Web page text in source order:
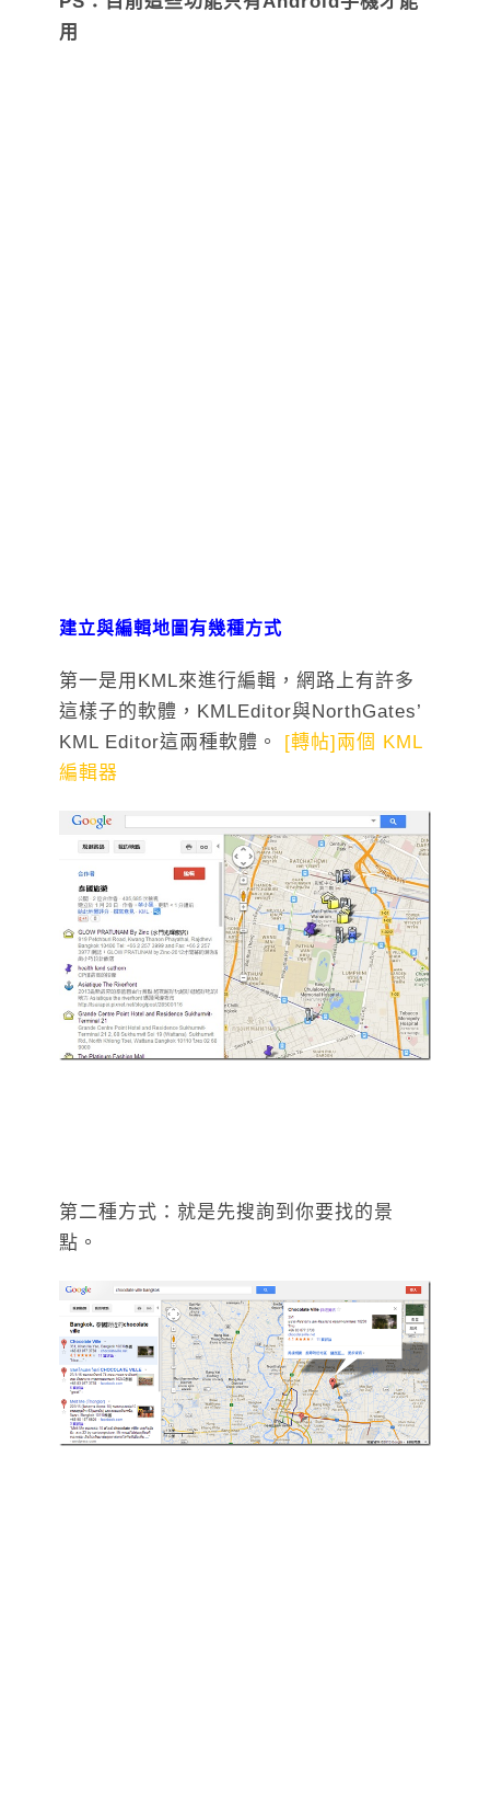
用
建立與編輯地圖有幾種方式
第一是用KML來進行編輯，網路上有許多
這樣子的軟體，KMLEditor與NorthGates’
KML Editor這兩種軟體。 [轉帖]兩個 KML
編輯器
第二種方式：就是先搜詢到你要找的景
點。